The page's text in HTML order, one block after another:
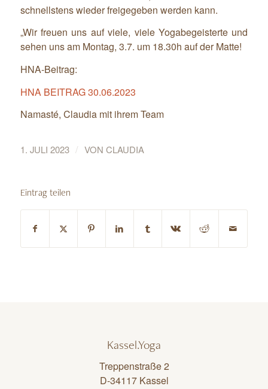
schnellstens wieder freigegeben werden kann.
„Wir freuen uns auf viele, viele Yogabegeisterte und
sehen uns am Montag, 3.7. um 18.30h auf der Matte!
HNA-Beitrag:
HNA BEITRAG 30.06.2023
Namasté, Claudia mit ihrem Team
1. JULI 2023 / VON CLAUDIA
Eintrag teilen
Kassel.Yoga
Treppenstraße 2
D-34117 Kassel